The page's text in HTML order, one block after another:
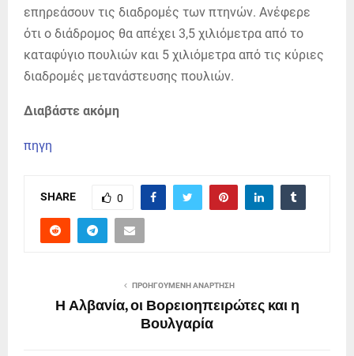
επηρεάσουν τις διαδρομές των πτηνών. Ανέφερε
ότι ο διάδρομος θα απέχει 3,5 χιλιόμετρα από το
καταφύγιο πουλιών και 5 χιλιόμετρα από τις κύριες
διαδρομές μετανάστευσης πουλιών.
Διαβάστε ακόμη
πηγη
SHARE 0
ΠΡΟΗΓΟΎΜΕΝΗ ΑΝΆΡΤΗΣΗ
Η Αλβανία, οι Βορειοηπειρώτες και η
Βουλγαρία